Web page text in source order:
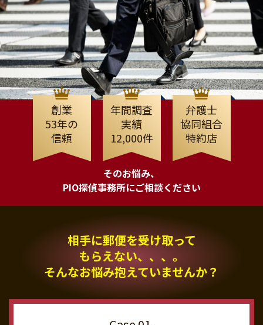
創業
53年の
信頼
年間調査
実績
12,000件
弁護士
協同組合
特約店
そのお悩み、
PIO探偵事務所にご相談ください
相手に郵便を受け取って
もらえない、、、。
そんなお悩み抱えていませんか？